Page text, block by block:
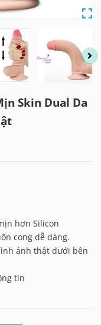
Skin Dual Da
hơn Silicon
cong dễ dàng.
ảnh thật dưới bên
tin